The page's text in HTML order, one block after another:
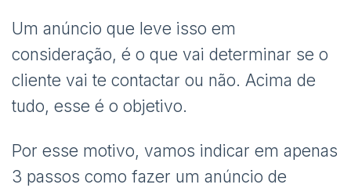
Um anúncio que leve isso em
consideração, é o que vai determinar se o
cliente vai te contactar ou não. Acima de
tudo, esse é o objetivo.
Por esse motivo, vamos indicar em apenas
3 passos como fazer um anúncio de